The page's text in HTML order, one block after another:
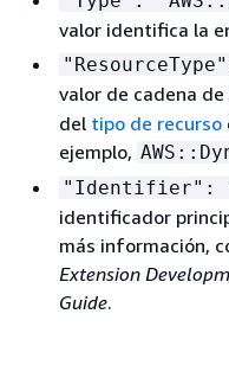
valor identifica la
valor de cadena de
del tipo de recurso
ejemplo,
"Identifier":
identificador
más información,
Extension
Guide.